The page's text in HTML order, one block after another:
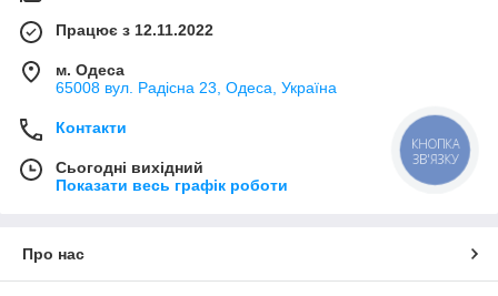
Працює з 12.11.2022
м. Одеса
65008 вул. Радісна 23, Одеса, Україна
Контакти
Сьогодні вихідний
Показати весь графік роботи
Про нас
КНОПКА
ЗВ'ЯЗКУ